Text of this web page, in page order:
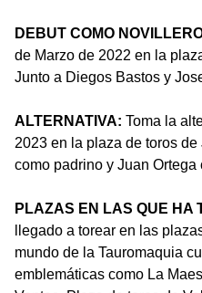
DEBUT COMO
de Marzo de 2022 en la
Junto a Diegos Bastos y
ALTERNATIVA: Toma la
2023 en la plaza de toros
como padrino y Juan
PLAZAS EN LAS QUE HA
llegado a torear en las
mundo de la Tauromaquia
emblemáticas como La